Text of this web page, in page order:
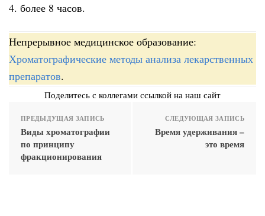
4. более 8 часов.
Непрерывное медицинское образование:
Хроматографические методы анализа лекарственных
препаратов.
Поделитесь с коллегами ссылкой на наш сайт
ПРЕДЫДУЩАЯ ЗАПИСЬ
Виды хроматографии
по принципу
фракционирования
СЛЕДУЮЩАЯ ЗАПИСЬ
Время удерживания –
это время